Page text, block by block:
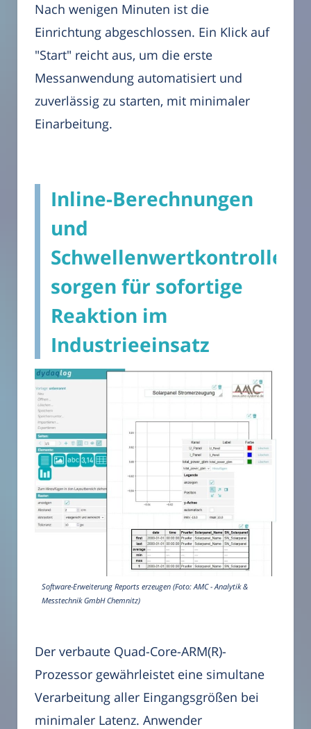
Nach wenigen Minuten ist die
Einrichtung abgeschlossen. Ein Klick auf
"Start" reicht aus, um die erste
Messanwendung automatisiert und
zuverlässig zu starten, mit minimaler
Einarbeitung.
Inline-Berechnungen
und
Schwellenwertkontrolle
sorgen für sofortige
Reaktion im
Industrieeinsatz
Software-Erweiterung Reports erzeugen (Foto: AMC - Analytik &
Messtechnik GmbH Chemnitz)
Der verbaute Quad-Core-ARM(R)-
Prozessor gewährleistet eine simultane
Verarbeitung aller Eingangsgrößen bei
minimaler Latenz. Anwender